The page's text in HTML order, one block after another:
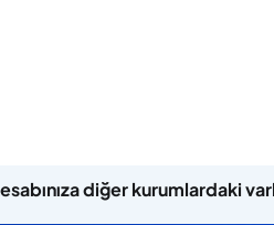
diğer kurumlardaki